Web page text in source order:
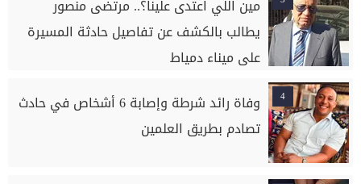
مين اللي اعتدى علينا؟.. مرتضى منصور
يطالب بالكشف عن تفاصيل حادثة المسيرة
على ميناء دمياط
4
وفاة رائد شرطة وإصابة 6 أشخاص في حادث
تصادم بطريق العلمين